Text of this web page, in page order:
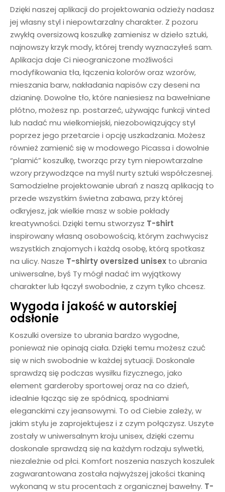
Dzięki naszej aplikacji do projektowania odzieży nadasz
jej własny styl i niepowtarzalny charakter. Z pozoru
zwykłą oversizową koszulkę zamienisz w dzieło sztuki,
najnowszy krzyk mody, której trendy wyznaczyłeś sam.
Aplikacja daje Ci nieograniczone możliwości
modyfikowania tła, łączenia kolorów oraz wzorów,
mieszania barw, nakładania napisów czy deseni na
dzianinę. Dowolne tło, które naniesiesz na bawełniane
płótno, możesz np. postarzeć, używając funkcji vinted
lub nadać mu wielkomiejski, niezobowiązujący styl
poprzez jego przetarcie i opcję uszkadzania. Możesz
również zamienić się w modowego Picassa i dowolnie
“plamić” koszulkę, tworząc przy tym niepowtarzalne
wzory przywodzące na myśl nurty sztuki współczesnej.
Samodzielne projektowanie ubrań z naszą aplikacją to
przede wszystkim świetna zabawa, przy której
odkryjesz, jak wielkie masz w sobie pokłady
kreatywności. Dzięki temu stworzysz T-shirt
inspirowany własną osobowością, którym zachwycisz
wszystkich znajomych i każdą osobę, którą spotkasz
na ulicy. Nasze T-shirty oversized unisex to ubrania
uniwersalne, byś Ty mógł nadać im wyjątkowy
charakter lub łączył swobodnie, z czym tylko chcesz.
Wygoda i jakość w autorskiej
odsłonie
Koszulki oversize to ubrania bardzo wygodne,
ponieważ nie opinają ciała. Dzięki temu możesz czuć
się w nich swobodnie w każdej sytuacji. Doskonale
sprawdzą się podczas wysiłku fizycznego, jako
element garderoby sportowej oraz na co dzień,
idealnie łącząc się ze spódnicą, spodniami
eleganckimi czy jeansowymi. To od Ciebie zależy, w
jakim stylu je zaprojektujesz i z czym połączysz. Uszyte
zostały w uniwersalnym kroju unisex, dzięki czemu
doskonale sprawdzą się na każdym rodzaju sylwetki,
niezależnie od płci. Komfort noszenia naszych koszulek
zagwarantowana została najwyższej jakości tkaniną
wykonaną w stu procentach z organicznej bawełny. T-